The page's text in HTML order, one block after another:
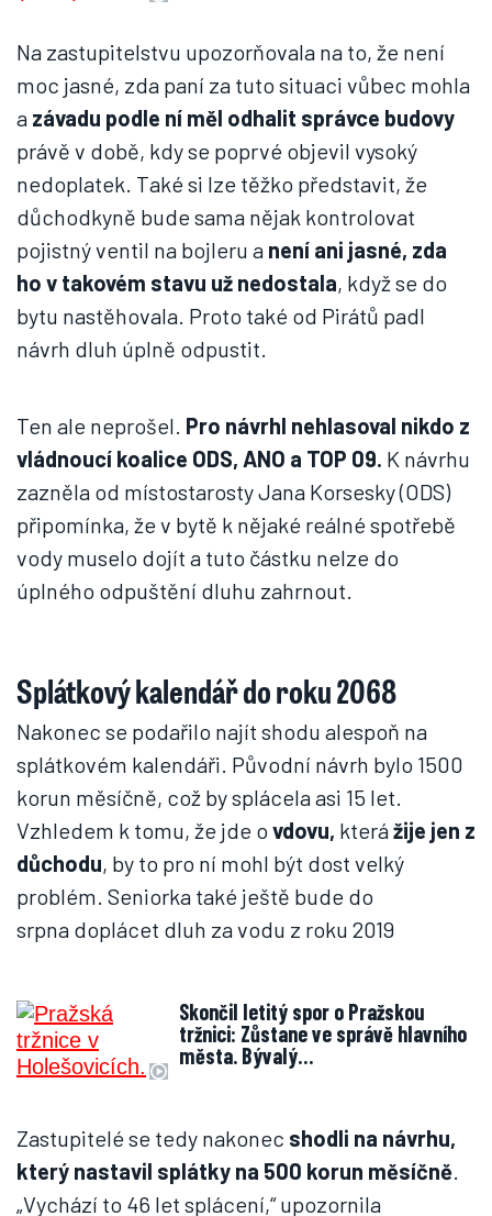
Na zastupitelstvu upozorňovala na to, že není
moc jasné, zda paní za tuto situaci vůbec mohla
a závadu podle ní měl odhalit správce budovy
právě v době, kdy se poprvé objevil vysoký
nedoplatek. Také si lze těžko představit, že
důchodkyně bude sama nějak kontrolovat
pojistný ventil na bojleru a není ani jasné, zda
ho v takovém stavu už nedostala, když se do
bytu nastěhovala. Proto také od Pirátů padl
návrh dluh úplně odpustit.
Ten ale neprošel. Pro návrhl nehlasoval nikdo z
vládnoucí koalice ODS, ANO a TOP 09. K návrhu
zazněla od místostarosty Jana Korsesky (ODS)
připomínka, že v bytě k nějaké reálné spotřebě
vody muselo dojít a tuto částku nelze do
úplného odpuštění dluhu zahrnout.
Splátkový kalendář do roku 2068
Nakonec se podařilo najít shodu alespoň na
splátkovém kalendáři. Původní návrh bylo 1500
korun měsíčně, což by splácela asi 15 let.
Vzhledem k tomu, že jde o vdovu, kterážije jen z
důchodu, by to pro ní mohl být dost velký
problém. Seniorka také ještě bude do
srpna doplácet dluh za vodu z roku 2019
Skončil letitý spor o Pražskou
tržnici: Zůstane ve správě hlavního
města. Bývalý…
Zastupitelé se tedy nakonec shodli na návrhu,
který nastavil splátky na 500 korun měsíčně.
„Vychází to 46 let splácení,“ upozornila